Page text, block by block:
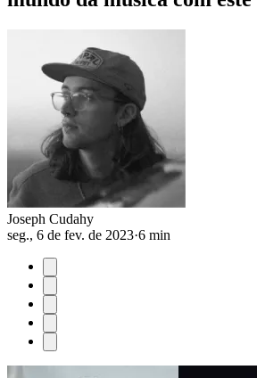
Joseph Cudahy
seg., 6 de fev. de 2023·6 min